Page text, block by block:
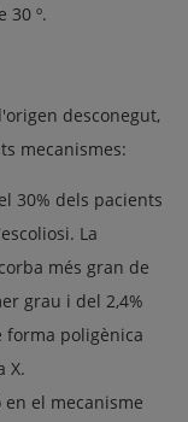
30 º.
desconegut,
mecanismes:
30% dels pacients
La
més gran de
grau i del 2,4%
forma poligènica
X.
en el mecanisme